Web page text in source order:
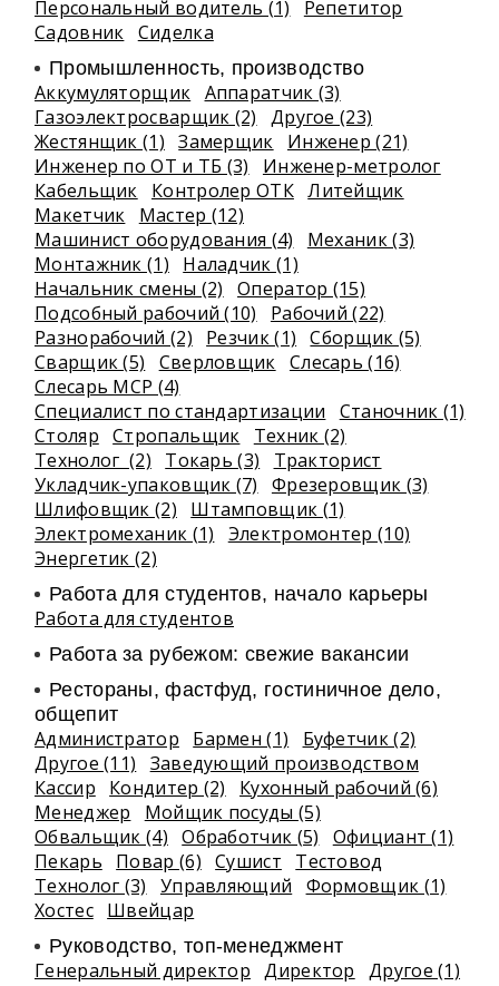
Персональный водитель (1)
Репетитор
Садовник Сиделка
Промышленность, производство
Аккумуляторщик Аппаратчик (3)
Газоэлектросварщик (2)
Другое (23)
Жестянщик (1)
Замерщик
Инженер (21)
Инженер по ОТ и ТБ (3)
Инженер-метролог
Кабельщик
Контролер ОТК Литейщик
Макетчик
Мастер (12)
Машинист оборудования (4)
Механик (3)
Монтажник (1)
Наладчик (1)
Начальник смены (2)
Оператор (15)
Подсобный рабочий (10)
Рабочий (22)
Разнорабочий (2)
Резчик (1)
Сборщик (5)
Сварщик (5)
Сверловщик Слесарь (16)
Слесарь МСР (4)
Специалист по стандартизации
Станочник (1)
Столяр Стропальщик
Техник (2)
Технолог (2)
Токарь (3)
Тракторист
Укладчик-упаковщик (7)
Фрезеровщик (3)
Шлифовщик (2)
Штамповщик (1)
Электромеханик (1)
Электромонтер (10)
Энергетик (2)
Работа для студентов, начало карьеры
Работа для студентов
Работа за рубежом: свежие вакансии
Рестораны, фастфуд, гостиничное дело,
общепит
Администратор Бармен (1)
Буфетчик (2)
Другое (11)
Заведующий производством
Кассир
Кондитер (2)
Кухонный рабочий (6)
Менеджер
Мойщик посуды (5)
Обвальщик (4)
Обработчик (5)
Официант (1)
Пекарь
Повар (6) Сушист
Тестовод
Технолог (3)
Управляющий
Формовщик (1)
Хостес Швейцар
Руководство, топ-менеджмент
Генеральный директор Директор
Другое (1)